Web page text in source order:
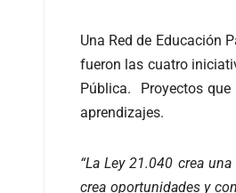
Una Red de Educación
fueron las cuatro
Pública. Proyectos que
aprendizajes.
“La Ley 21.040 crea
crea oportunidades y